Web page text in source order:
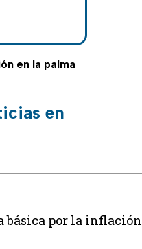
en la palma
en
básica por la inflación